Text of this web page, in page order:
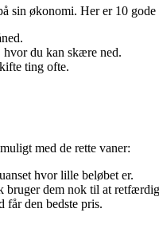
sin økonomi. Her er 10
hvor du kan skære ned.
ting ofte.
med de rette vaner:
hvor lille beløbet er.
dem nok til at
får den bedste pris.